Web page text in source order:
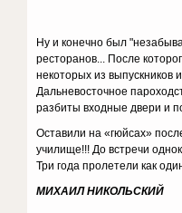
Ну и конечно был
ресторанов... После
некоторых из выпускников
Дальневосточное
разбиты входные двери и
Оставили на «гюйсах»
училище!!! До встречи
Три года пролетели как
МИХАИЛ НИКОЛЬСКИЙ